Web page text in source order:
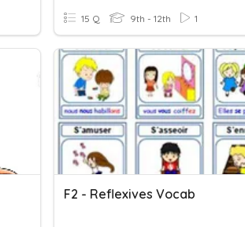
15 Q 9th - 12th 1
F2 - Reflexives Vocab